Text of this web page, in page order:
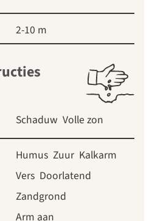
2-10 m
Schaduw Volle zon
Humus Zuur Kalkarm
Vers Doorlatend
Zandgrond
Arm aan